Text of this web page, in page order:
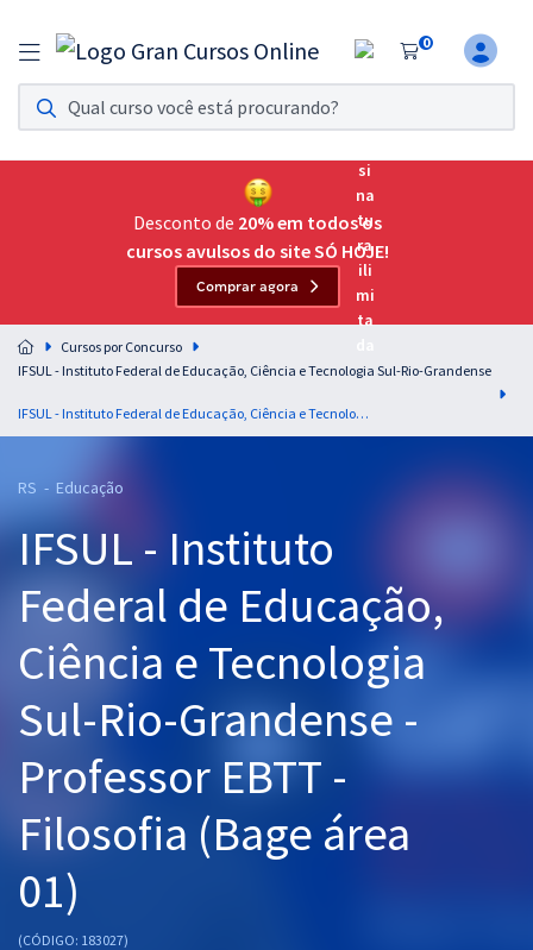
0
Assinatura Ilimitada 11
Acesso a todos os cursos. Teste grátis por 7 dias!
Assinatura OAB Até Passar
Acesso ilimitado a toda preparação para o Exame da
Residências Multiprofissionais
Preparação completa e intensiva para as principais
residências em saúde do Brasil
Concursos
Pós
Graduação
OAB
Mentorias
Questões grátis
Conteúdo gratuito
Blog
Aprovados
Desconto de 20% em todos os
cursos avulsos do site SÓ HOJE!
Comprar agora
Cursos por Concurso
IFSUL - Instituto Federal de Educação, Ciência e Tecnologia Sul-Rio-Grandense
IFSUL - Instituto Federal de Educação, Ciência e Tecnologia Sul-Rio-Grandense - Professor EBTT - Filosofia (Bage área 01)
RS - Educação
IFSUL - Instituto
Federal de Educação,
Ciência e Tecnologia
Sul-Rio-Grandense -
Professor EBTT -
Filosofia (Bage área
01)
(CÓDIGO: 183027)